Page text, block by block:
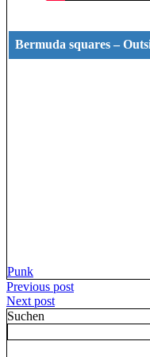
Bermuda squares –
Punk
Beitragsnavigation
Previous post
Next post
Suchen